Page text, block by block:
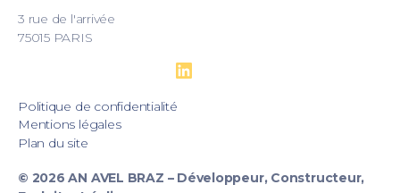
3 rue de l'arrivée
75015 PARIS
LinkedIn
Politique de confidentialité
Mentions légales
Plan du site
© 2026AN AVEL BRAZ – Développeur, Constructeur,